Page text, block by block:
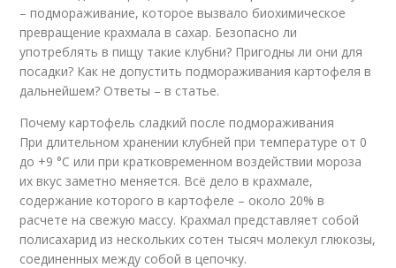
– подмораживание, которое вызвало биохимическое
превращение крахмала в сахар. Безопасно ли
употреблять в пищу такие клубни? Пригодны ли они для
посадки? Как не допустить подмораживания картофеля в
дальнейшем? Ответы – в статье.
Почему картофель сладкий после подмораживания
При длительном хранении клубней при температуре от 0
до +9 °С или при кратковременном воздействии мороза
их вкус заметно меняется. Всё дело в крахмале,
содержание которого в картофеле – около 20% в
расчете на свежую массу. Крахмал представляет собой
полисахарид из нескольких сотен тысяч молекул глюкозы,
соединенных между собой в цепочку.